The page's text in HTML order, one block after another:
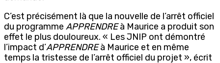
C’est précisément là que la nouvelle de l’arrêt officiel
du programme APPRENDREà Maurice a produit son
effet le plus douloureux. « Les JNIP ont démontré
l’impact d’APPRENDREà Maurice et en même
temps la tristesse de l’arrêt officiel du projet », écrit